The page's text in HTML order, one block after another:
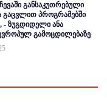
განსაკუთრებული
გაცვლით პროგრამებში
- ზუგდიდელი ანა
გამოცდილებაზე